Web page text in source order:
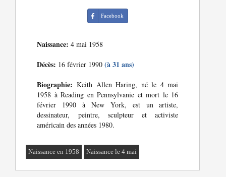
Facebook
Naissance: 4 mai 1958
Décès: 16 février 1990(à 31 ans)
Biographie: Keith Allen Haring, né le 4 mai
1958 à Reading en Pennsylvanie et mort le 16
février 1990 à New York, est un artiste,
dessinateur, peintre, sculpteur et activiste
américain des années 1980.
Naissance en 1958 Naissance le 4 mai